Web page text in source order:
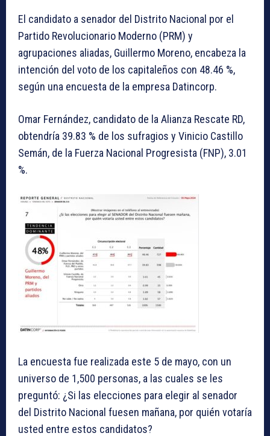
El candidato a senador del Distrito Nacional por el
Partido Revolucionario Moderno (PRM) y
agrupaciones aliadas, Guillermo Moreno, encabeza la
intención del voto de los capitaleños con 48.46 %,
según una encuesta de la empresa Datincorp.
Omar Fernández, candidato de la Alianza Rescate RD,
obtendría 39.83 % de los sufragios y Vinicio Castillo
Semán, de la Fuerza Nacional Progresista (FNP), 3.01
%.
La encuesta fue realizada este 5 de mayo, con un
universo de 1,500 personas, a las cuales se les
preguntó: ¿Si las elecciones para elegir al senador
del Distrito Nacional fuesen mañana, por quién votaría
usted entre estos candidatos?